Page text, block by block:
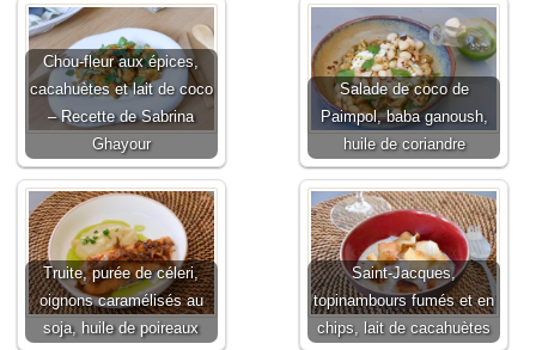
Chou-fleur aux épices,
cacahuètes et lait de coco
– Recette de Sabrina
Ghayour
Salade de coco de
Paimpol, baba ganoush,
huile de coriandre
Truite, purée de céleri,
oignons caramélisés au
soja, huile de poireaux
Saint-Jacques,
topinambours fumés et en
chips, lait de cacahuètes